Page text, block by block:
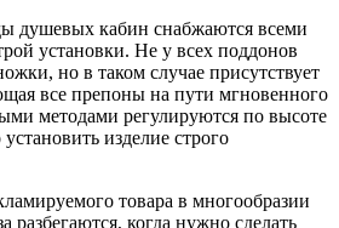
душевых кабин снабжаются всеми
установки. Не у всех поддонов
но в таком случае присутствует
все препоны на пути мгновенного
методами регулируются по высоте
изделие строго
товара в многообразии
разбегаются, когда нужно сделать